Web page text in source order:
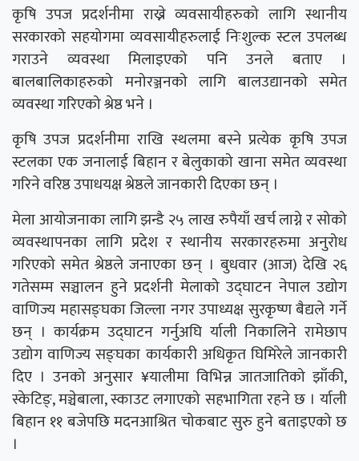
कृषि उपज प्रदर्शनीमा राख्ने व्यवसायीहरुको लागि स्थानीय
सरकारको सहयोगमा व्यवसायीहरुलाई निःशुल्क स्टल उपलब्ध
गराउने व्यवस्था मिलाइएको पनि उनले बताए ।
बालबालिकाहरुको मनोरञ्जनको लागि बालउद्यानको समेत
व्यवस्था गरिएको श्रेष्ठ भने ।
कृषि उपज प्रदर्शनीमा राखि स्थलमा बस्ने प्रत्येक कृषि उपज
स्टलका एक जनालाई बिहान र बेलुकाको खाना समेत व्यवस्था
गरिने वरिष्ठ उपाधयक्ष श्रेष्ठले जानकारी दिएका छन् ।
मेला आयोजनाका लागि झन्डै २५ लाख रुपैयाँ खर्च लाग्ने र सोको
व्यवस्थापनका लागि प्रदेश र स्थानीय सरकारहरुमा अनुरोध
गरिएको समेत श्रेष्ठले जनाएका छन् । बुधवार (आज) देखि २६
गतेसम्म सञ्चालन हुने प्रदर्शनी मेलाको उद्घाटन नेपाल उद्योग
वाणिज्य महासङ्घका जिल्ला नगर उपाध्यक्ष सुरकृष्ण बैद्यले गर्ने
छन् । कार्यक्रम उद्घाटन गर्नुअघि र्याली निकालिने रामेछाप
उद्योग वाणिज्य सङ्घका कार्यकारी अधिकृत घिमिरेले जानकारी
दिए । उनको अनुसार ¥यालीमा विभिन्न जातजातिको झाँकी,
स्केटिङ्, मञ्चेबाला, स्काउट लगाएको सहभागिता रहने छ । र्याली
बिहान ११ बजेपछि मदनआश्रित चोकबाट सुरु हुने बताइएको छ
।